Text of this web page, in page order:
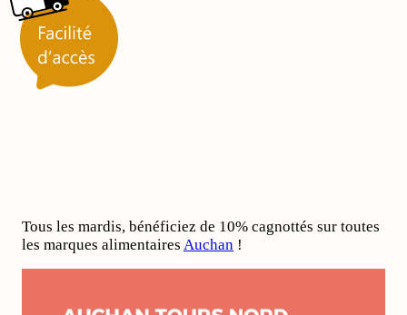
Tous les mardis, bénéficiez de 10% cagnottés sur toutes
les marques alimentaires Auchan !